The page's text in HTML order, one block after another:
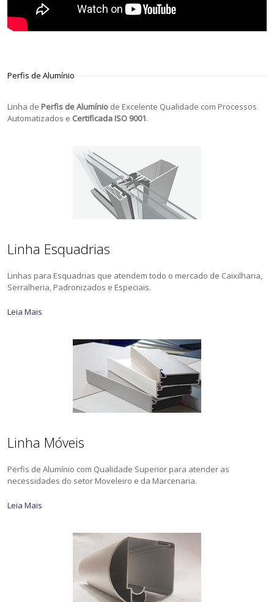
Perfis de Alumínio
Linha de Perfis de Alumínio de Excelente Qualidade com Processos
Automatizados e Certificada ISO 9001.
Linha Esquadrias
Linhas para Esquadrias que atendem todo o mercado de Caixilharia,
Serralheria, Padronizados e Especiais.
Leia Mais
Linha Móveis
Perfis de Alumínio com Qualidade Superior para atender as
necessidades do setor Moveleiro e da Marcenaria.
Leia Mais